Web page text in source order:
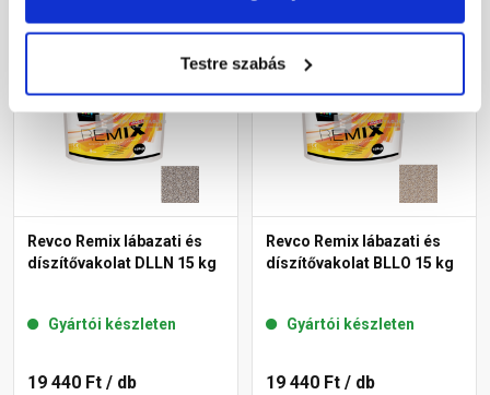
Testre szabás
Revco Remix lábazati és
díszítővakolat DLLN 15 kg
Gyártói készleten
19 440 Ft / db
Revco Remix lábazati és
díszítővakolat BLLO 15 kg
Gyártói készleten
19 440 Ft / db